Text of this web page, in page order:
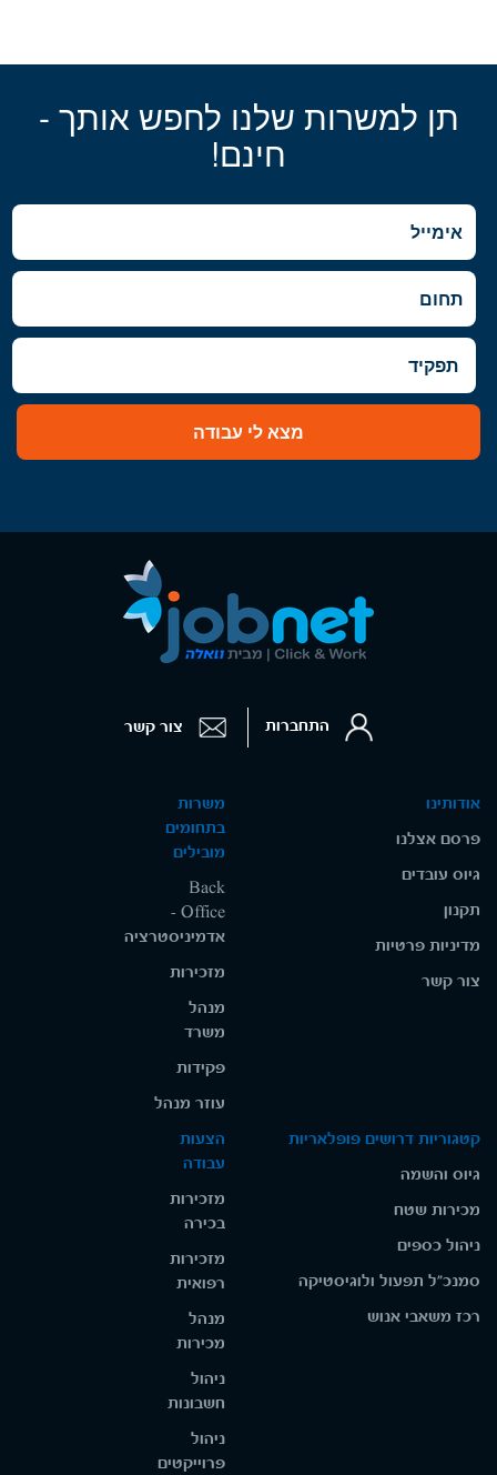
תן למשרות שלנו לחפש אותך -
חינם!
מצא לי עבודה
אודותינו
פרסם אצלנו
גיוס עובדים
תקנון
מדיניות פרטיות
צור קשר
משרות
בתחומים
מובילים
Back
Office -
אדמיניסטרציה
מזכירות
מנהל
משרד
פקידות
עוזר מנהל
קטגוריות דרושים פופלאריות
גיוס והשמה
מכירות שטח
ניהול כספים
סמנכ"ל תפעול ולוגיסטיקה
רכז משאבי אנוש
הצעות
עבודה
מזכירות
בכירה
מזכירות
רפואית
מנהל
מכירות
ניהול
חשבונות
ניהול
פרוייקטים